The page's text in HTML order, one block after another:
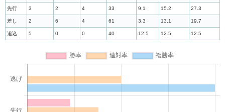
先行 3 2 4 33 9.1 15.2 27.3
差し 2 6 4 61 3.3 13.1 19.7
追込 5 0 0 40 12.5 12.5 12.5